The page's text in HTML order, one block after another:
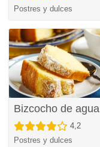
Postres y dulces
Bizcocho de agua
4,2
Postres y dulces